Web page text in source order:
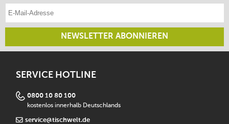
E-Mail-Adresse eintragen
NEWSLETTER ABONNIEREN
SERVICE HOTLINE
0800 10 80 100
kostenlos innerhalb Deutschlands
service@tischwelt.de